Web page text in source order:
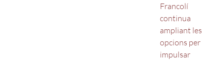
Francolí
continua
ampliant les
opcions per
impulsar